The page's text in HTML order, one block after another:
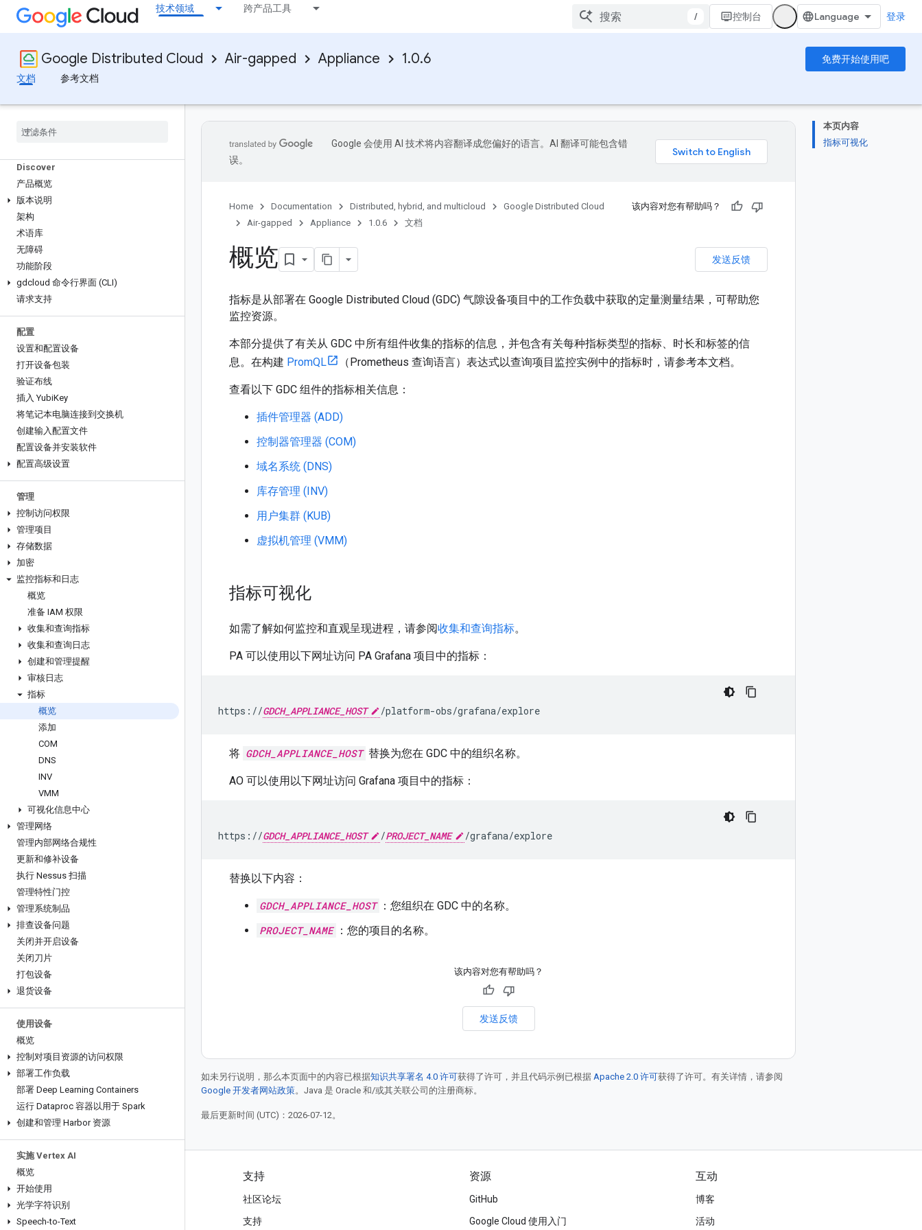
技术领域 跨产品工具
/ 控制台 登录
Google Distributed Cloud Air-gapped Appliance 1.0.6
免费开始使用吧
文档
参考文档
Discover
产品概览
版本说明
架构
术语库
无障碍
功能阶段
gdcloud 命令行界面 (CLI)
请求支持
配置
设置和配置设备
打开设备包装
验证布线
插入 YubiKey
将笔记本电脑连接到交换机
创建输入配置文件
配置设备并安装软件
配置高级设置
管理
控制访问权限
管理项目
存储数据
加密
监控指标和日志
概览
准备 IAM 权限
收集和查询指标
收集和查询日志
创建和管理提醒
审核日志
指标
概览
添加
COM
DNS
INV
VMM
可视化信息中心
管理网络
管理内部网络合规性
更新和修补设备
执行 Nessus 扫描
管理特性门控
管理系统制品
排查设备问题
关闭并开启设备
关闭刀片
打包设备
退货设备
使用设备
概览
控制对项目资源的访问权限
部署工作负载
部署 Deep Learning Containers
运行 Dataproc 容器以用于 Spark
创建和管理 Harbor 资源
实施 Vertex AI
概览
开始使用
光学字符识别
Speech-to-Text
本页内容
指标可视化
Google 会使用 AI 技术将内容翻译成您偏好的语言。AI 翻译可能包含错
误。
Home Documentation Distributed, hybrid, and multicloud
Google Distributed Cloud
Air-gapped
Appliance 1.0.6 文档
该内容对您有帮助吗？
发送反馈
概览
指标是从部署在 Google Distributed Cloud (GDC) 气隙设备项目中的工作负载中获取的定量测量结果，可帮助您
监控资源。
本部分提供了有关从 GDC 中所有组件收集的指标的信息，并包含有关每种指标类型的指标、时长和标签的信
息。在构建 PromQL （Prometheus 查询语言）表达式以查询项目监控实例中的指标时，请参考本文档。
查看以下 GDC 组件的指标相关信息：
插件管理器 (ADD)
控制器管理器 (COM)
域名系统 (DNS)
库存管理 (INV)
用户集群 (KUB)
虚拟机管理 (VMM)
指标可视化
如需了解如何监控和直观呈现进程，请参阅收集和查询指标。
PA 可以使用以下网址访问 PA Grafana 项目中的指标：
https://GDCH_APPLIANCE_HOST
将 GDCH_APPLIANCE_HOST 替换为您在 GDC 中的组织名称。
AO 可以使用以下网址访问 Grafana 项目中的指标：
https://GDCH_APPLIANCE_HOST /PROJECT_NAME
替换以下内容：
GDCH_APPLIANCE_HOST ：您组织在 GDC 中的名称。
PROJECT_NAME ：您的项目的名称。
该内容对您有帮助吗？
发送反馈
如未另行说明，那么本页面中的内容已根据知识共享署名 4.0 许可获得了许可，并且代码示例已根据 Apache 2.0 许可获得了许可。有关详情，请参阅
Google 开发者网站政策。Java 是 Oracle 和/或其关联公司的注册商标。
最后更新时间 (UTC)：2026-07-12。
产品和价格
查看所有产品
Google Cloud 价格
支持
社区论坛
支持
资源
GitHub
Google Cloud 使用入门
互动
博客
活动